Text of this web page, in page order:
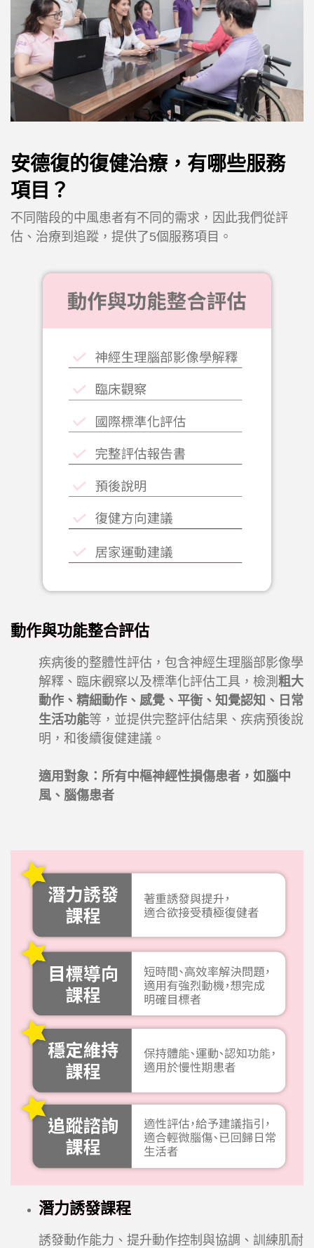
安德復的復健治療，有哪些服務
項目？
不同階段的中風患者有不同的需求，因此我們從評
估、治療到追蹤，提供了5個服務項目。
動作與功能整合評估
疾病後的整體性評估，包含神經生理腦部影像學
解釋、臨床觀察以及標準化評估工具，檢測 粗大
動作、精細動作、感覺、平衡、知覺認知、日常
生活功能等，並提供完整評估結果、疾病預後說
明，和後續復健建議。
適用對象：所有中樞神經性損傷患者，如腦中
風、腦傷患者
潛力誘發課程
誘發動作能力、提升動作控制與協調、訓練肌耐